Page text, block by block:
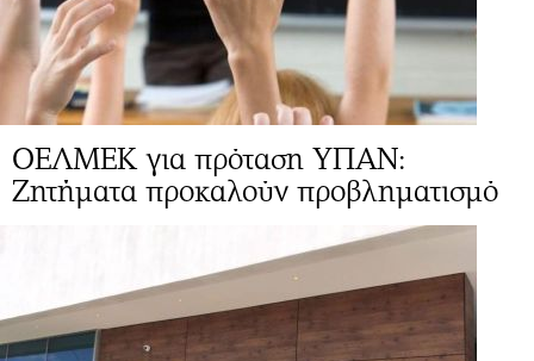
ΟΕΛΜΕΚ για πρόταση ΥΠΑΝ:
Zητήματα προκαλούν προβληματισμό